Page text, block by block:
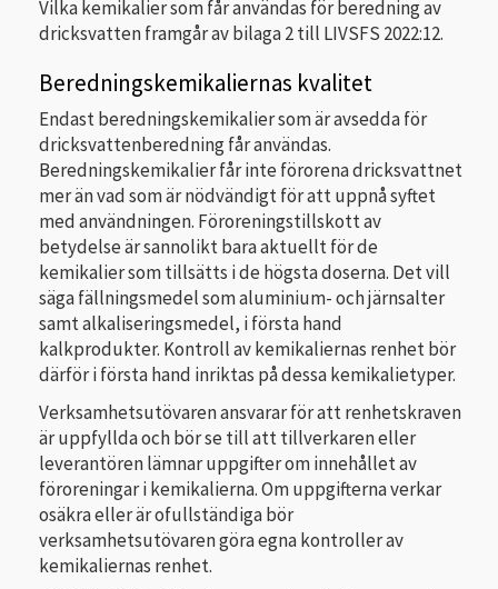
Vilka kemikalier som får användas för beredning av
dricksvatten framgår av bilaga 2 till LIVSFS 2022:12.
Beredningskemikaliernas kvalitet
Endast beredningskemikalier som är avsedda för
dricksvattenberedning får användas.
Beredningskemikalier får inte förorena dricksvattnet
mer än vad som är nödvändigt för att uppnå syftet
med användningen. Föroreningstillskott av
betydelse är sannolikt bara aktuellt för de
kemikalier som tillsätts i de högsta doserna. Det vill
säga fällningsmedel som aluminium- och järnsalter
samt alkaliseringsmedel, i första hand
kalkprodukter. Kontroll av kemikaliernas renhet bör
därför i första hand inriktas på dessa kemikalietyper.
Verksamhetsutövaren ansvarar för att renhetskraven
är uppfyllda och bör se till att tillverkaren eller
leverantören lämnar uppgifter om innehållet av
föroreningar i kemikalierna. Om uppgifterna verkar
osäkra eller är ofullständiga bör
verksamhetsutövaren göra egna kontroller av
kemikaliernas renhet.